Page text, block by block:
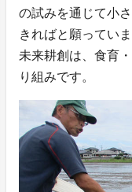
の試みを通じて小
きればと願っていま
未来耕創は、食育
り組みです。